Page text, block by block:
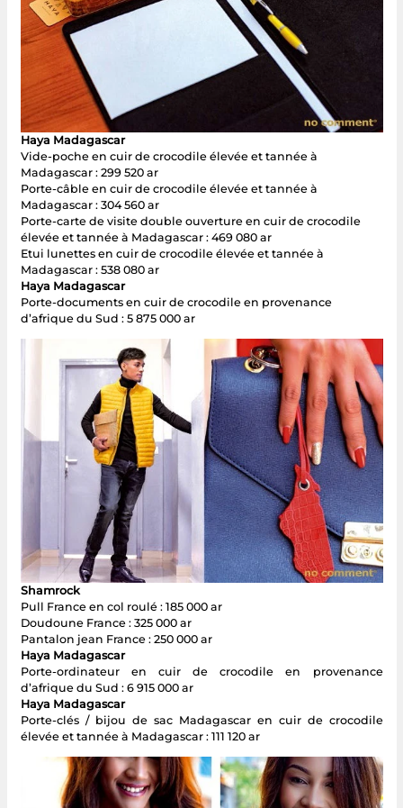
Haya Madagascar
Vide-poche en cuir de crocodile élevée et tannée à
Madagascar : 299 520 ar
Porte-câble en cuir de crocodile élevée et tannée à
Madagascar : 304 560 ar
Porte-carte de visite double ouverture en cuir de crocodile
élevée et tannée à Madagascar : 469 080 ar
Etui lunettes en cuir de crocodile élevée et tannée à
Madagascar : 538 080 ar
Haya Madagascar
Porte-documents en cuir de crocodile en provenance
d’afrique du Sud : 5 875 000 ar
Shamrock
Pull France en col roulé : 185 000 ar
Doudoune France : 325 000 ar
Pantalon jean France : 250 000 ar
Haya Madagascar
Porte-ordinateur en cuir de crocodile en provenance
d’afrique du Sud : 6 915 000 ar
Haya Madagascar
Porte-clés / bijou de sac Madagascar en cuir de crocodile
élevée et tannée à Madagascar : 111 120 ar